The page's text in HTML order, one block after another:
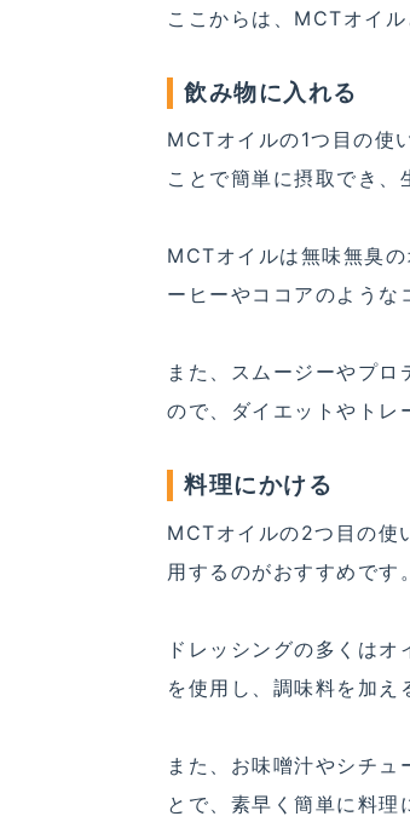
ここからは、MCTオイ
飲み物に入れる
MCTオイルの1つ目の使
ことで簡単に摂取でき、
MCTオイルは無味無臭
ーヒーやココアのような
また、スムージーやプ
ので、ダイエットやトレ
料理にかける
MCTオイルの2つ目の使
用するのがおすすめです。
ドレッシングの多くは
を使用し、調味料を加え
また、お味噌汁やシチ
とで、素早く簡単に料理